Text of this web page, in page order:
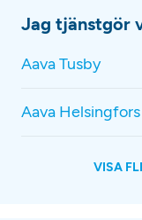
Jag tjänstgör
Aava Tusby
Aava
VISA